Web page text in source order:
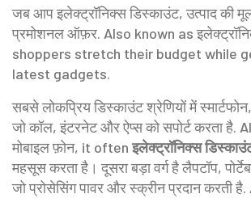
जब आपइलेक्ट्रॉनिक्स डिस्काउंट,उत्पाद की
प्रमोशनल ऑफ़र. Also known as
shoppers stretch their budget while
latest gadgets.
सबसे लोकप्रिय डिस्काउंट श्रेणियों मेंस्मार्टफोन
जो कॉल, इंटरनेट और ऐप्स को सपोर्ट करता है.
मोबाइल फ़ोन, it oftenइलेक्ट्रॉनिक्स
महसूस करता है। दूसरा बड़ा वर्ग हैलैपटॉप,
जो प्रोसेसिंग पावर और स्क्रीन प्रदान करती है.